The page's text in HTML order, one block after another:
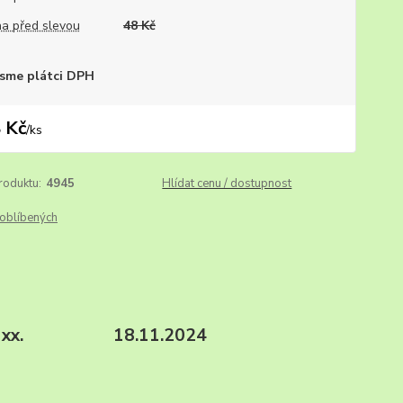
před slevou
48 Kč
plátci DPH
Kč/ks
4945 Hlídat cenu / dostupnost
vše xx. 18.11.2024